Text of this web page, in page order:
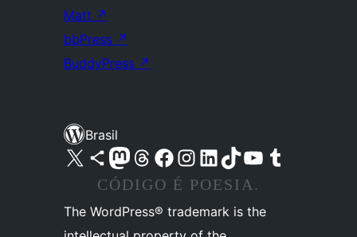
Matt ↗
bbPress ↗
BuddyPress ↗
Brasil
Acessar nossa conta do X (antigo Twitter)
Acessar nossa conta do Bluesky
Acessar nossa conta do Mastodon
Acessar nossa conta do Threads
Acessar nossa página do Facebook
Acessar nossa conta do Instagram
Acessar nossa conta do LinkedIn
Acessar nossa conta do TikTok
Acessar nosso canal do YouTube
Acessar nossa conta no Tumblr
CÓDIGO É POESIA.
The WordPress® trademark is the